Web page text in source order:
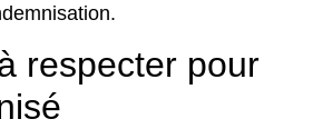
respecter pour